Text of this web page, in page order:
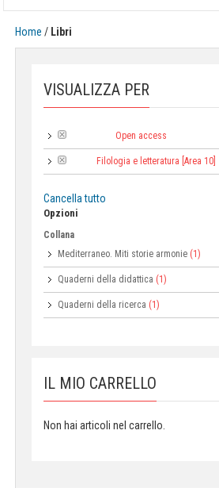
Home / Libri
VISUALIZZA PER
Open access
Filologia e letteratura [Area 10]
Cancella tutto
Opzioni
Collana
Mediterraneo. Miti storie armonie (1)
Quaderni della didattica (1)
Quaderni della ricerca (1)
IL MIO CARRELLO
Non hai articoli nel carrello.